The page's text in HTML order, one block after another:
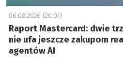
06.08.2026 (20:01)
Raport Mastercard: dwie
nie ufa jeszcze zakupom
agentów AI